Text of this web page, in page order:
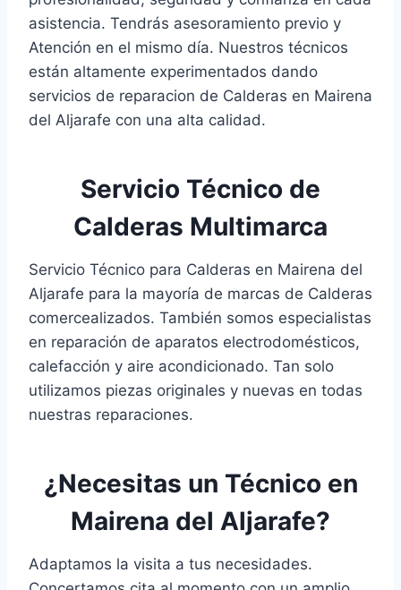
asistencia. Tendrás asesoramiento previo y
Atención en el mismo día. Nuestros técnicos
están altamente experimentados dando
servicios de reparacion de Calderas en Mairena
del Aljarafe con una alta calidad.
Servicio Técnico de
Calderas Multimarca
Servicio Técnico para Calderas en Mairena del
Aljarafe para la mayoría de marcas de Calderas
comercealizados. También somos especialistas
en reparación de aparatos electrodomésticos,
calefacción y aire acondicionado. Tan solo
utilizamos piezas originales y nuevas en todas
nuestras reparaciones.
¿Necesitas un Técnico en
Mairena del Aljarafe?
Adaptamos la visita a tus necesidades.